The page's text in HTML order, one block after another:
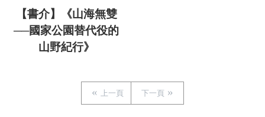
【書介】《山海無雙
──國家公園替代役的
山野紀行》
上一頁 下一頁